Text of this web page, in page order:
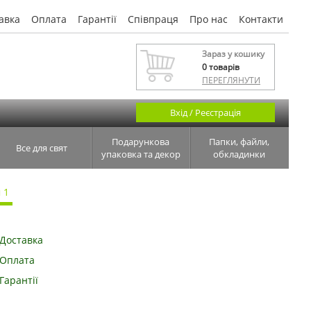
Оплата Гарантії Співпраця Про нас Контакти
Зараз у кошику
0товарів
ПЕРЕГЛЯНУТИ
Вхід / Реєстрація
Все для свят
Подарункова
упаковка та декор
Папки, файли,
обкладинки
Доставка
Оплата
Гарантії